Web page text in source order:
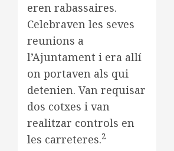
eren rabassaires.
Celebraven les seves
reunions a
l’Ajuntament i era allí
on portaven als qui
detenien. Van requisar
dos cotxes i van
realitzar controls en
les carreteres.2